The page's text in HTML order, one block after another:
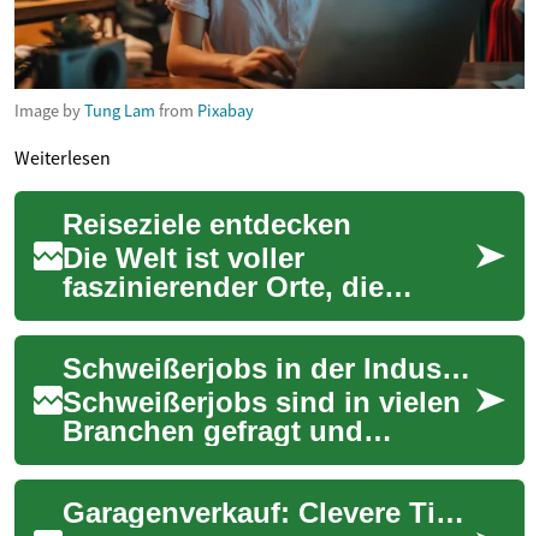
Image byTung Lam from Pixabay
Weiterlesen
Reiseziele entdecken
Die Welt ist voller
faszinierender Orte, die
darauf warten, erkundet zu
werden. Eine Reise bietet
nicht nur die Mögli...
Schweißerjobs in der Industrie: Aufgaben, Qualifikationen und Perspektiven
Schweißerjobs sind in vielen
Branchen gefragt und
verbinden handwerkliches
Können mit technischem
Verständnis. Schwei...
Garagenverkauf: Clevere Tipps für Schnäppchenjäger und Verkäufer